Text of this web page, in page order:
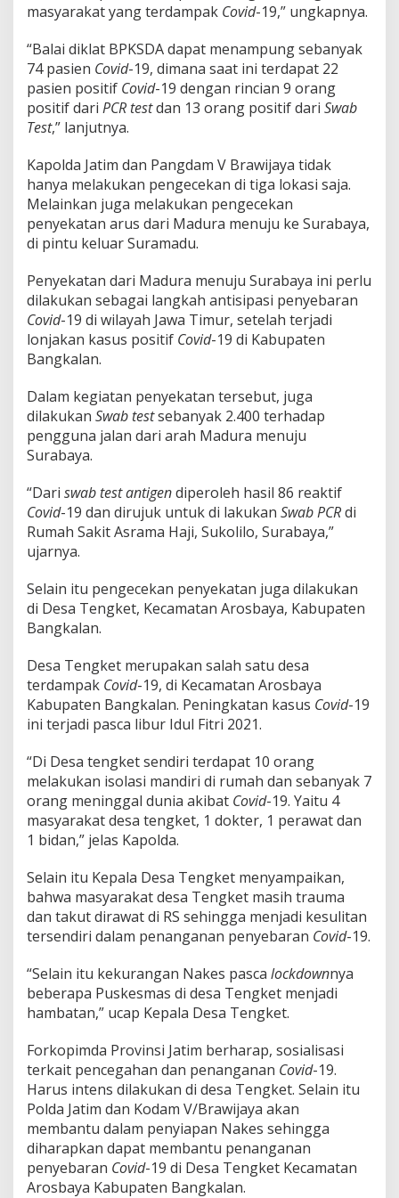
masyarakat yang terdampak Covid-19,” ungkapnya.
“Balai diklat BPKSDA dapat menampung sebanyak
74 pasien Covid-19, dimana saat ini terdapat 22
pasien positif Covid-19 dengan rincian 9 orang
positif dari PCR testdan 13 orang positif dari Swab
Test,” lanjutnya.
Kapolda Jatim dan Pangdam V Brawijaya tidak
hanya melakukan pengecekan di tiga lokasi saja.
Melainkan juga melakukan pengecekan
penyekatan arus dari Madura menuju ke Surabaya,
di pintu keluar Suramadu.
Penyekatan dari Madura menuju Surabaya ini perlu
dilakukan sebagai langkah antisipasi penyebaran
Covid-19 di wilayah Jawa Timur, setelah terjadi
lonjakan kasus positif Covid-19 di Kabupaten
Bangkalan.
Dalam kegiatan penyekatan tersebut, juga
dilakukan Swab testsebanyak 2.400 terhadap
pengguna jalan dari arah Madura menuju
Surabaya.
“Dari swab test antigendiperoleh hasil 86 reaktif
Covid-19 dan dirujuk untuk di lakukan Swab PCRdi
Rumah Sakit Asrama Haji, Sukolilo, Surabaya,”
ujarnya.
Selain itu pengecekan penyekatan juga dilakukan
di Desa Tengket, Kecamatan Arosbaya, Kabupaten
Bangkalan.
Desa Tengket merupakan salah satu desa
terdampak Covid-19, di Kecamatan Arosbaya
Kabupaten Bangkalan. Peningkatan kasus Covid-19
ini terjadi pasca libur Idul Fitri 2021.
“Di Desa tengket sendiri terdapat 10 orang
melakukan isolasi mandiri di rumah dan sebanyak 7
orang meninggal dunia akibat Covid-19. Yaitu 4
masyarakat desa tengket, 1 dokter, 1 perawat dan
1 bidan,” jelas Kapolda.
Selain itu Kepala Desa Tengket menyampaikan,
bahwa masyarakat desa Tengket masih trauma
dan takut dirawat di RS sehingga menjadi kesulitan
tersendiri dalam penanganan penyebaran Covid-19.
“Selain itu kekurangan Nakes pasca lockdownnya
beberapa Puskesmas di desa Tengket menjadi
hambatan,” ucap Kepala Desa Tengket.
Forkopimda Provinsi Jatim berharap, sosialisasi
terkait pencegahan dan penanganan Covid-19.
Harus intens dilakukan di desa Tengket. Selain itu
Polda Jatim dan Kodam V/Brawijaya akan
membantu dalam penyiapan Nakes sehingga
diharapkan dapat membantu penanganan
penyebaran Covid-19 di Desa Tengket Kecamatan
Arosbaya Kabupaten Bangkalan.